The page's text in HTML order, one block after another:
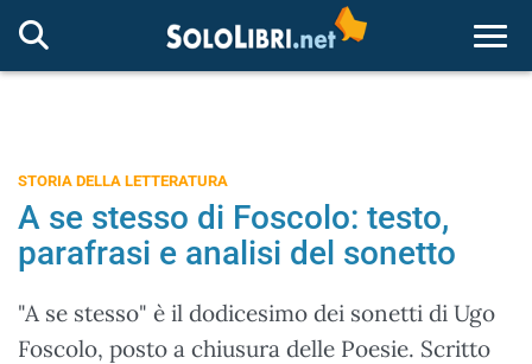
STORIA DELLA LETTERATURA
A se stesso di Foscolo: testo,
parafrasi e analisi del sonetto
"A se stesso" è il dodicesimo dei sonetti di Ugo
Foscolo, posto a chiusura delle Poesie. Scritto